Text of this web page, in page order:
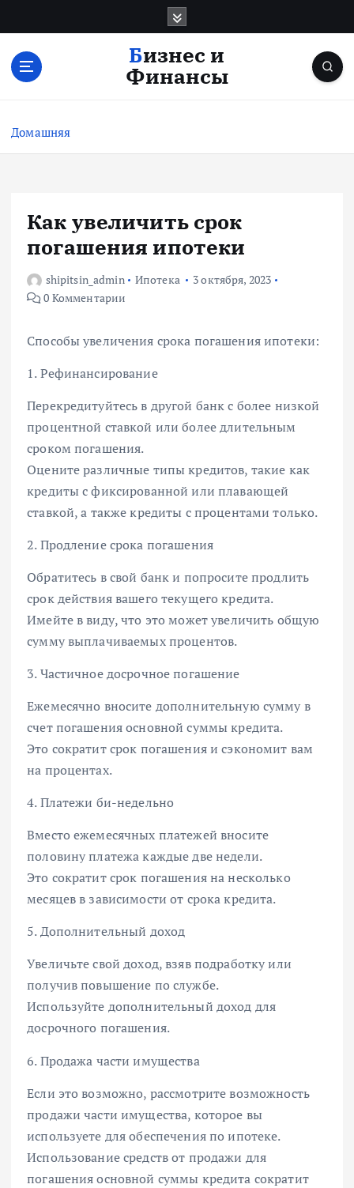
с
Бизнес и
Финансы
Домашняя
Как увеличить срок
погашения ипотеки
shipitsin_admin Ипотека
3 октября, 2023
0 Комментарии
Способы увеличения срока погашения ипотеки:
1. Рефинансирование
Перекредитуйтесь в другой банк с более низкой
процентной ставкой или более длительным
сроком погашения.
Оцените различные типы кредитов, такие как
кредиты с фиксированной или плавающей
ставкой, а также кредиты с процентами только.
2. Продление срока погашения
Обратитесь в свой банк и попросите продлить
срок действия вашего текущего кредита.
Имейте в виду, что это может увеличить общую
сумму выплачиваемых процентов.
3. Частичное досрочное погашение
Ежемесячно вносите дополнительную сумму в
счет погашения основной суммы кредита.
Это сократит срок погашения и сэкономит вам
на процентах.
4. Платежи би-недельно
Вместо ежемесячных платежей вносите
половину платежа каждые две недели.
Это сократит срок погашения на несколько
месяцев в зависимости от срока кредита.
5. Дополнительный доход
Увеличьте свой доход, взяв подработку или
получив повышение по службе.
Используйте дополнительный доход для
досрочного погашения.
6. Продажа части имущества
Если это возможно, рассмотрите возможность
продажи части имущества, которое вы
используете для обеспечения по ипотеке.
Использование средств от продажи для
погашения основной суммы кредита сократит